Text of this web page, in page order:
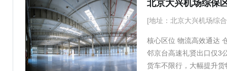
2.6元/㎡/天 物业费：
㎡，可净化改造 三、参
标准1年起，35年长租可
保税，无法海关保税监
本（保税仓特有） 详情
[地址：北京大兴机场综
核心区位 物流高效通达
邻京台高速礼贤出口仅3
货车不限行，大幅提升